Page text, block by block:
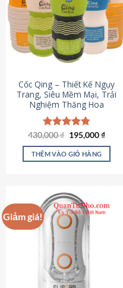
Cốc Qing – Thiết Kế Ngụy
Trang, Siêu Mềm Mại, Trải
Nghiệm Thăng Hoa
Được xếp
hạng4.78
5 sao
430,000₫ Giá
là:
430,000 ₫.
195,000₫Giá
tại
THÊM VÀO GIỎ HÀNG
Giảm giá!